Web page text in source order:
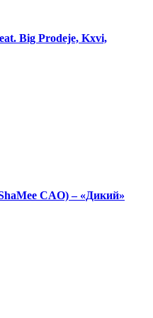
Big Prodeje, Kxvi,
CAO) – «Дикий»